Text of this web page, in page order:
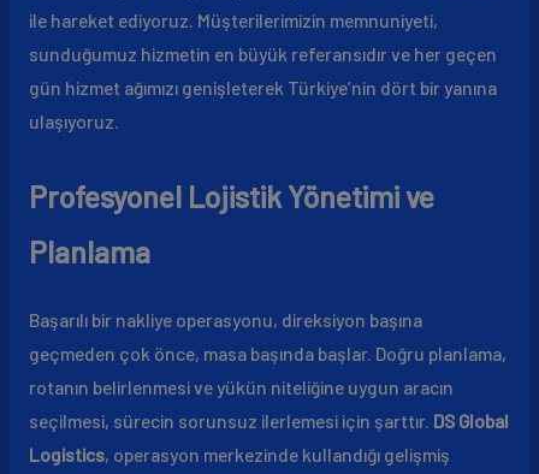
ile hareket ediyoruz. Müşterilerimizin memnuniyeti,
sunduğumuz hizmetin en büyük referansıdır ve her geçen
gün hizmet ağımızı genişleterek Türkiye’nin dört bir yanına
ulaşıyoruz.
Profesyonel Lojistik Yönetimi ve
Planlama
Başarılı bir nakliye operasyonu, direksiyon başına
geçmeden çok önce, masa başında başlar. Doğru planlama,
rotanın belirlenmesi ve yükün niteliğine uygun aracın
seçilmesi, sürecin sorunsuz ilerlemesi için şarttır. DS Global
Logistics, operasyon merkezinde kullandığı gelişmiş